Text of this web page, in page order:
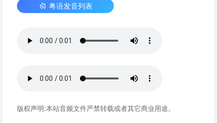
粤语发音列表
版权声明:本站音频文件严禁转载或者其它商业用途。